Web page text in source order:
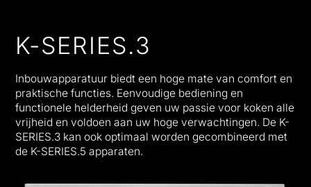
K-SERIES.3
Inbouwapparatuur biedt een hoge mate van comfort en
praktische functies. Eenvoudige bediening en
functionele helderheid geven uw passie voor koken alle
vrijheid en voldoen aan uw hoge verwachtingen. De K-
SERIES.3 kan ook optimaal worden gecombineerd met
de K-SERIES.5 apparaten.